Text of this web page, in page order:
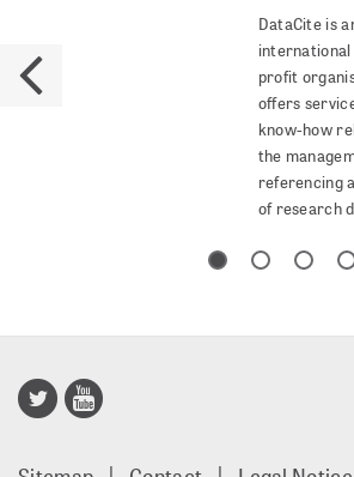
DataCite is
profit
offers
know-how
the
referencing
of research
Gold